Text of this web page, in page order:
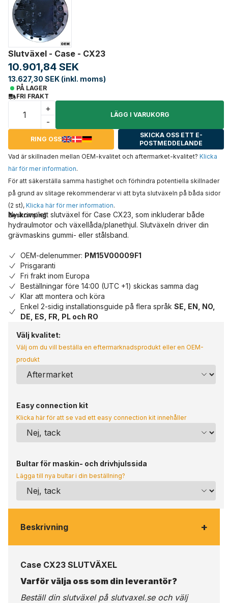
Slutväxel - Case - CX23
10.901,84 SEK
13.627,30 SEK (inkl. moms)
PÅ LAGER
FRI FRAKT
+
-
LÄGG I VARUKORG
RING OSS
SKICKA OSS ETT E-
POSTMEDDELANDE
Vad är skillnaden mellan OEM-kvalitet och aftermarket-kvalitet? Klicka
här för mer information.
För att säkerställa samma hastighet och förhindra potentiella skillnader
på grund av slitage rekommenderar vi att byta slutväxeln på båda sidor
(2 st), Klicka här för mer information.
Beskrivning
Ny komplett slutväxel för Case CX23, som inkluderar både
hydraulmotor och växellåda/planethjul. Slutväxeln driver din
grävmaskins gummi- eller stålsband.
OEM-delenummer: PM15V00009F1
Prisgaranti
Fri frakt inom Europa
Beställningar före 14:00 (UTC +1) skickas samma dag
Klar att montera och köra
Enkel 2-sidig installationsguide på flera språk SE, EN, NO,
DE, ES, FR, PL och RO
Välj kvalitet:
Välj om du vill beställa en eftermarknadsprodukt eller en OEM-
produkt
Easy connection kit
Klicka här för att se vad ett easy connection kit innehåller
Bultar för maskin- och drivhjulssida
Lägga till nya bultar i din beställning?
Beskrivning +
Case CX23 SLUTVÄXEL
Varför välja oss som din leverantör?
Beställ din slutväxel på slutvaxel.seoch välj